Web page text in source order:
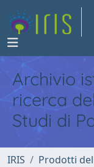
Archivio
ricerca
Studi di
IRIS Prodotti